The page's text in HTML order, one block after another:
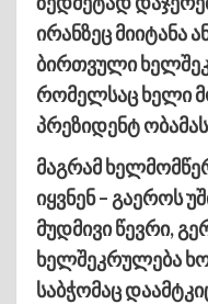
ირანზეც მიიტანა
ბირთვული
რომელსაც ხელი
პრეზიდენტ
მაგრამ
იყვნენ – გაეროს
მუდმივი წევრი,
ხელშეკრულება
საბჭომაც